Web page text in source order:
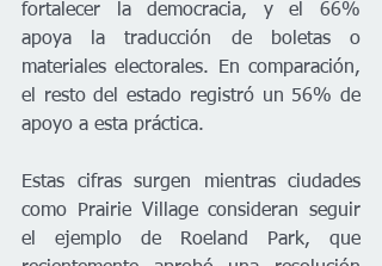
fortalecer la democracia, y el 66%
apoya la traducción de boletas o
materiales electorales. En comparación,
el resto del estado registró un 56% de
apoyo a esta práctica.
Estas cifras surgen mientras ciudades
como Prairie Village consideran seguir
el ejemplo de Roeland Park, que